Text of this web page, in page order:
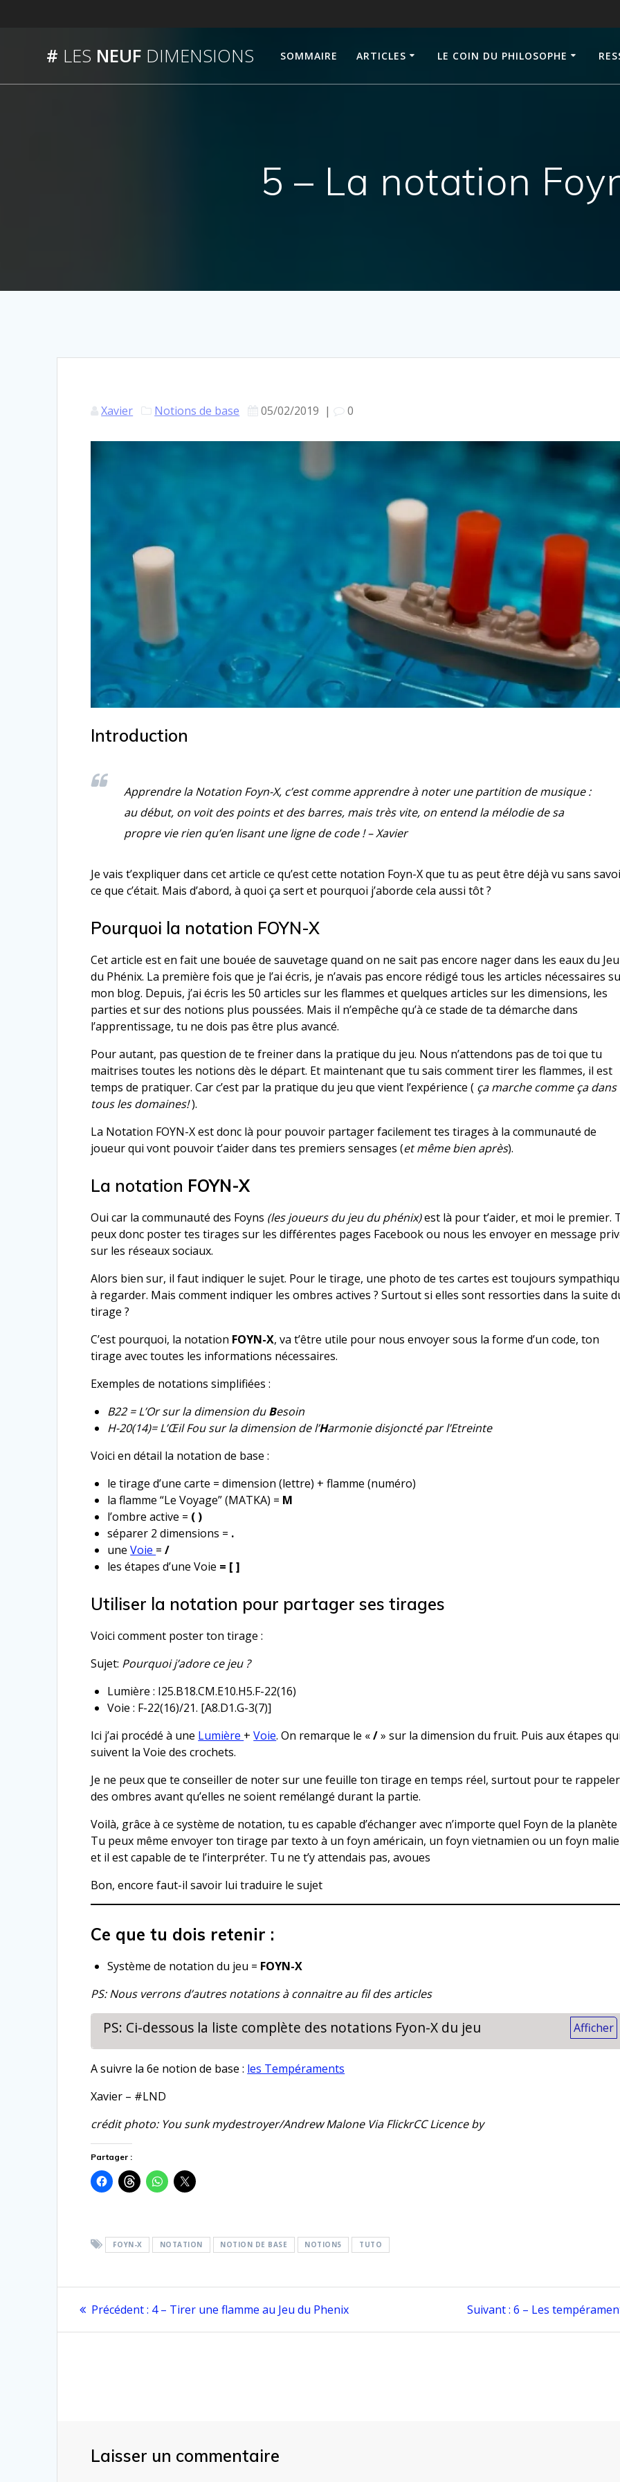
# LES NEUF DIMENSIONS SOMMAIRE ARTICLES LE COIN DU PHILOSOPHE
5 – La notation
Xavier Notions de base 05/02/2019 | 0
Introduction
Apprendre la Notation Foyn-X, c’est comme apprendre à noter une partition de musique :
au début, on voit des points et des barres, mais très vite, on entend la mélodie de sa
propre vie rien qu’en lisant une ligne de code ! – Xavier
Je vais t’expliquer dans cet article ce qu’est cette notation Foyn-X que tu as peut être déjà vu sans
ce que c’était. Mais d’abord, à quoi ça sert et pourquoi j’aborde cela aussi tôt ?
Pourquoi la notation FOYN-X
Cet article est en fait une bouée de sauvetage quand on ne sait pas encore nager dans les eaux du Jeu
du Phénix. La première fois que je l’ai écris, je n’avais pas encore rédigé tous les articles nécessaires
mon blog. Depuis, j’ai écris les 50 articles sur les flammes et quelques articles sur les dimensions, les
parties et sur des notions plus poussées. Mais il n’empêche qu’à ce stade de ta démarche dans
l’apprentissage, tu ne dois pas être plus avancé.
Pour autant, pas question de te freiner dans la pratique du jeu. Nous n’attendons pas de toi que tu
maitrises toutes les notions dès le départ. Et maintenant que tu sais comment tirer les flammes, il est
temps de pratiquer. Car c’est par la pratique du jeu que vient l’expérience ( ça marche comme ça dans
tous les domaines!).
La Notation FOYN-X est donc là pour pouvoir partager facilement tes tirages à la communauté de
joueur qui vont pouvoir t’aider dans tes premiers sensages (et même bien après).
La notation FOYN-X
Oui car la communauté des Foyns (les joueurs du jeu du phénix)est là pour t’aider, et moi le premier.
peux donc poster tes tirages sur les différentes pages Facebook ou nous les envoyer en message
sur les réseaux sociaux.
Alors bien sur, il faut indiquer le sujet. Pour le tirage, une photo de tes cartes est toujours
à regarder. Mais comment indiquer les ombres actives ? Surtout si elles sont ressorties dans la suite
tirage ?
C’est pourquoi, la notation FOYN-X, va t’être utile pour nous envoyer sous la forme d’un code, ton
tirage avec toutes les informations nécessaires.
Exemples de notations simplifiées :
B22 = L’Or sur la dimension duBesoin
H-20(14)= L’Œil Fou sur la dimension de l’Harmonie disjoncté par l’Etreinte
Voici en détail la notation de base :
le tirage d’une carte = dimension (lettre) + flamme (numéro)
la flamme “Le Voyage” (MATKA) = M
l’ombre active = ( )
séparer 2 dimensions = .
uneVoie =/
les étapes d’une Voie = [ ]
Utiliser la notation pour partager ses tirages
Voici comment poster ton tirage :
Sujet: Pourquoi j’adore ce jeu ?
Lumière : I25.B18.CM.E10.H5.F-22(16)
Voie : F-22(16)/21. [A8.D1.G-3(7)]
Ici j’ai procédé à une Lumière +Voie. On remarque le «/» sur la dimension du fruit. Puis aux étapes
suivent la Voie des crochets.
Je ne peux que te conseiller de noter sur une feuille ton tirage en temps réel, surtout pour te rappeler
des ombres avant qu’elles ne soient remélangé durant la partie.
Voilà, grâce à ce système de notation, tu es capable d’échanger avec n’importe quel Foyn de la planète
Tu peux même envoyer ton tirage par texto à un foyn américain, un foyn vietnamien ou un foyn
et il est capable de te l’interpréter. Tu ne t’y attendais pas, avoues
Bon, encore faut-il savoir lui traduire le sujet
Ce que tu dois retenir :
Système de notation du jeu = FOYN-X
PS: Nous verrons d’autres notations à connaitre au fil des articles
PS: Ci-dessous la liste complète des notations Fyon-X du jeu Afficher
A suivre la 6e notion de base : les Tempéraments
Xavier – #LND
crédit photo: You sunk mydestroyer/Andrew Malone Via FlickrCC Licence by
Partager :
FOYN-X NOTATION NOTION DE BASE NOTION5 TUTO
Navigation
de
Précédent : Article
4 – Tirer une flamme au Jeu du Phenix Suivant : Article
6 – Les
Laisser un commentaire